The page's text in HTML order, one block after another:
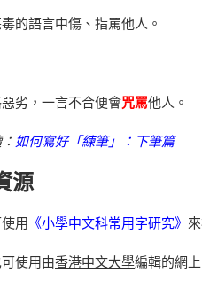
的語言中傷、指罵他人。
劣，一言不合便會咒罵他人。
如何寫好「練筆」：下筆篇
源
用 《小學中文科常用字研究》
使用由香港中文大學編輯的網